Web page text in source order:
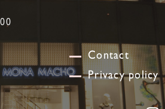
Contact
Privacy policy